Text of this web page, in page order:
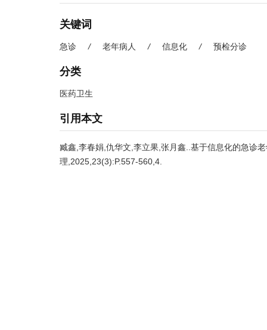
关键词
急诊 / 老年病人 / 信息化 / 预检分诊
分类
医药卫生
引用本文
臧鑫,李春娟,仇华文,李立果,张月鑫..基于信息化的急诊
理,2025,23(3):P.557-560,4.